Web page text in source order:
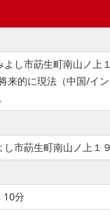
よし市莇生町南山ノ
的に現法（中国/イ
し市莇生町南山ノ上１
分